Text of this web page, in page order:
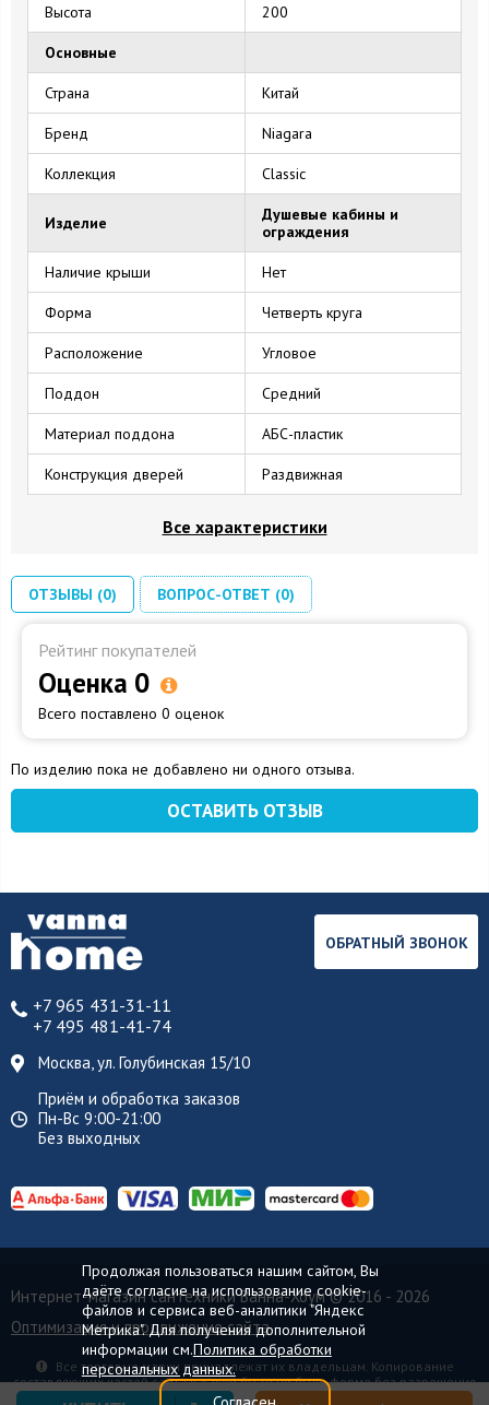
Высота 200
Основные
Страна Китай
Бренд Niagara
Коллекция Classic
Изделие
Душевые кабины и
ограждения
Наличие крыши Нет
Форма Четверть круга
Расположение Угловое
Поддон Средний
Материал поддона АБС-пластик
Конструкция дверей Раздвижная
Все характеристики
ОТЗЫВЫ (0) ВОПРОС-ОТВЕТ (0)
Рейтинг покупателей
Оценка 0
Всего поставлено 0 оценок
По изделию пока не добавлено ни одного отзыва.
ОСТАВИТЬ ОТЗЫВ
+7 965 431-31-11
+7 495 481-41-74
Москва, ул. Голубинская 15/10
Приём и обработка заказов
Пн-Вс 9:00-21:00
Без выходных
ОБРАТНЫЙ ЗВОНОК
Интернет-магазин сантехники Ванна-Хоум© 2016 - 2026
Оптимизация и продвижение сайта
Все торговые марки принадлежат их владельцам. Копирование
составляющих частей сайта в какой бы то ни было форме без разрешения
владельца авторских прав запрещено.
Продолжая пользоваться нашим сайтом, Вы
даёте согласие на использование cookie-
файлов и сервиса веб-аналитики "Яндекс
Метрика". Для получения дополнительной
информации см.Политика обработки
персональных данных.